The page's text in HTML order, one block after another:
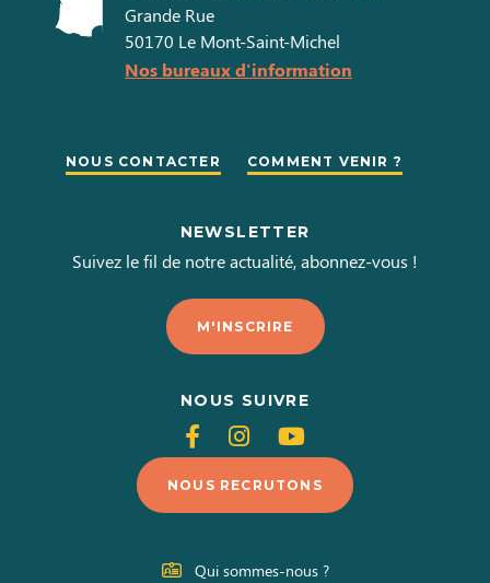
Grande Rue
50170 Le Mont-Saint-Michel
Nos bureaux d'information
NOUS CONTACTER COMMENT VENIR ?
NEWSLETTER
Suivez le fil de notre actualité, abonnez-vous !
M'INSCRIRE
NOUS SUIVRE
Suivez-
nous
sur
Facebook
Suivez-
nous
sur
Instagram
Suivez-
nous
sur
Youtube
NOUS RECRUTONS
Qui sommes-nous ?